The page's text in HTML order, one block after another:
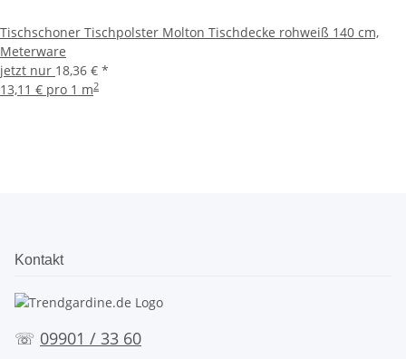
Tischschoner Tischpolster Molton Tischdecke rohweiß 140 cm,
Meterware
jetzt nur 18,36 € *
13,11 € pro 1 m2
Kontakt
☏ 09901 / 33 60